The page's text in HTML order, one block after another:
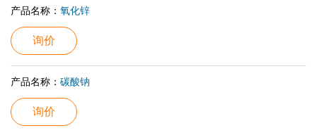
产品名称： 氧化锌
询价
产品名称： 碳酸钠
询价